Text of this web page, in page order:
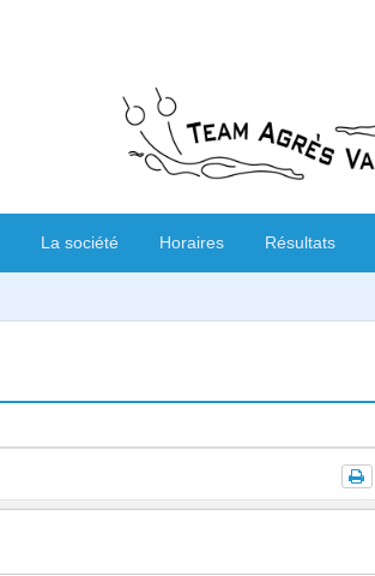
La société Horaires Résultats